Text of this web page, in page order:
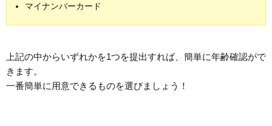
マイナンバーカード
上記の中からいずれかを1つを提出すれば、簡単に年齢確認がで
きます。
一番簡単に用意できるものを選びましょう！